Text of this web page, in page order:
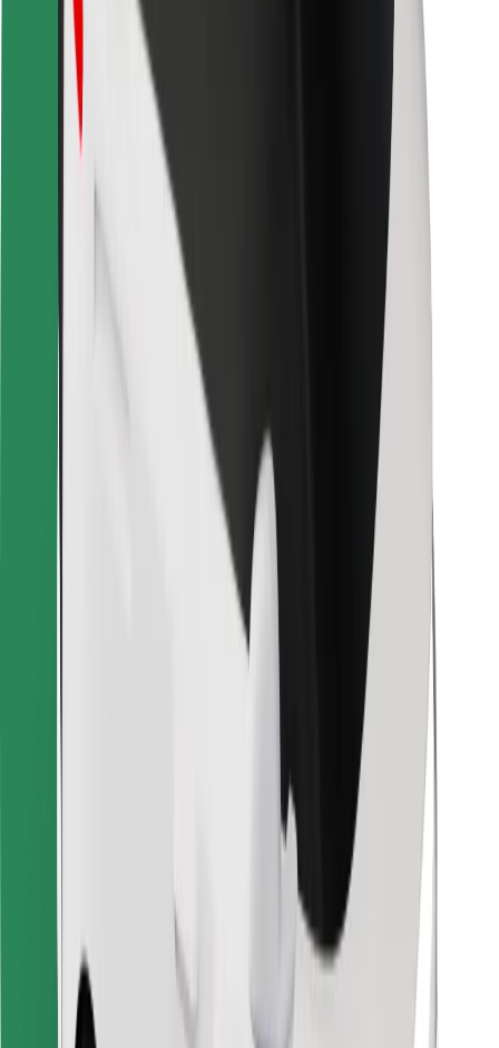
Bolt Food
Pro flotilové partnery
Pro restaurace
Bolt for Business
Obchodní podmínky
Jízda za pár minut!
Stáhněte si aplikaci Bolt
Objevte své oblíbené jídlo!
Stáhněte si aplikaci Bolt Food